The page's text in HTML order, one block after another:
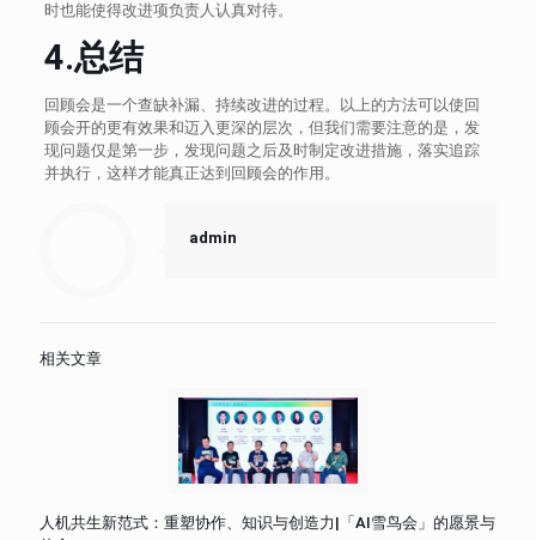
时也能使得改进项负责人认真对待。
4.总结
回顾会是一个查缺补漏、持续改进的过程。以上的方法可以使回
顾会开的更有效果和迈入更深的层次，但我们需要注意的是，发
现问题仅是第一步，发现问题之后及时制定改进措施，落实追踪
并执行，这样才能真正达到回顾会的作用。
admin
相关文章
人机共生新范式：重塑协作、知识与创造力|「AI雪鸟会」的愿景与